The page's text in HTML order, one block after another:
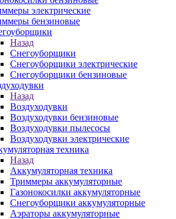
электрические
бензиновые
Назад
Снегоуборщики
Снегоуборщики электрические
Снегоуборщики бензиновые
Назад
Воздуходувки
Воздуходувки бензиновые
Воздуходувки пылесосы
Воздуходувки электрические
техника
Назад
Аккумуляторная техника
Триммеры аккумуляторные
Газонокосилки аккумуляторные
Снегоуборщики аккумуляторные
Аэраторы аккумуляторные